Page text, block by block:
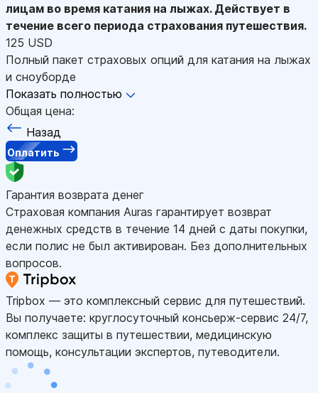
лицам во время катания на лыжах. Действует в
течение всего периода страхования путешествия.
125 USD
Полный пакет страховых опций для катания на лыжах
и сноуборде
Показать полностью
Общая цена:
Назад
Оплатить
Гарантия возврата денег
Страховая компания Auras гарантирует возврат
денежных средств в течение 14 дней с даты покупки,
если полис не был активирован. Без дополнительных
вопросов.
Tripbox — это комплексный сервис для путешествий.
Вы получаете: круглосуточный консьерж-сервис 24/7,
комплекс защиты в путешествии, медицинскую
помощь, консультации экспертов, путеводители.